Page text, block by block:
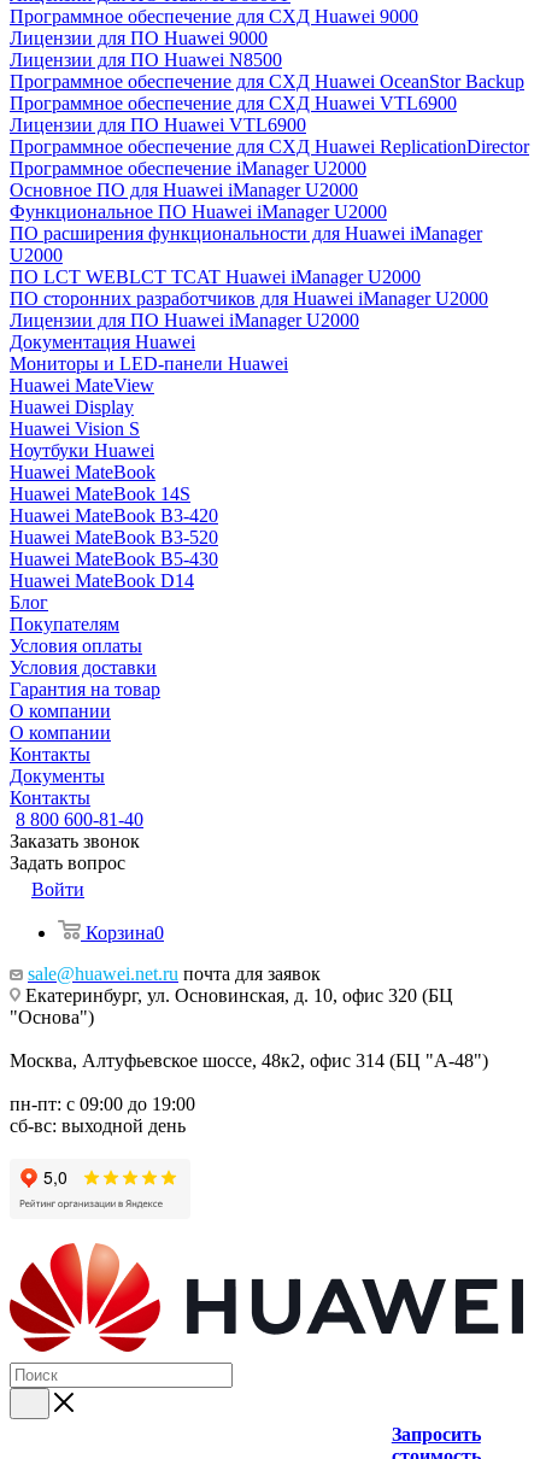
Программное обеспечение для СХД Huawei 9000
Лицензии для ПО Huawei 9000
Лицензии для ПО Huawei N8500
Программное обеспечение для СХД Huawei OceanStor Backup
Программное обеспечение для СХД Huawei VTL6900
Лицензии для ПО Huawei VTL6900
Программное обеспечение для СХД Huawei ReplicationDirector
Программное обеспечение iManager U2000
Основное ПО для Huawei iManager U2000
Функциональное ПО Huawei iManager U2000
ПО расширения функциональности для Huawei iManager
U2000
ПО LCT WEBLCT TCAT Huawei iManager U2000
ПО сторонних разработчиков для Huawei iManager U2000
Лицензии для ПО Huawei iManager U2000
Документация Huawei
Мониторы и LED-панели Huawei
Huawei MateView
Huawei Display
Huawei Vision S
Ноутбуки Huawei
Huawei MateBook
Huawei MateBook 14S
Huawei MateBook B3-420
Huawei MateBook B3-520
Huawei MateBook B5-430
Huawei MateBook D14
Блог
Покупателям
Условия оплаты
Условия доставки
Гарантия на товар
О компании
О компании
Контакты
Документы
Контакты
8 800 600-81-40
Заказать звонок
Задать вопрос
Войти
Корзина0
sale@huawei.net.ru почта для заявок
Екатеринбург, ул. Основинская, д. 10, офис 320 (БЦ
"Основа")
Москва, Алтуфьевское шоссе, 48к2, офис 314 (БЦ "А-48")
пн-пт: с 09:00 до 19:00
сб-вс: выходной день
Запросить